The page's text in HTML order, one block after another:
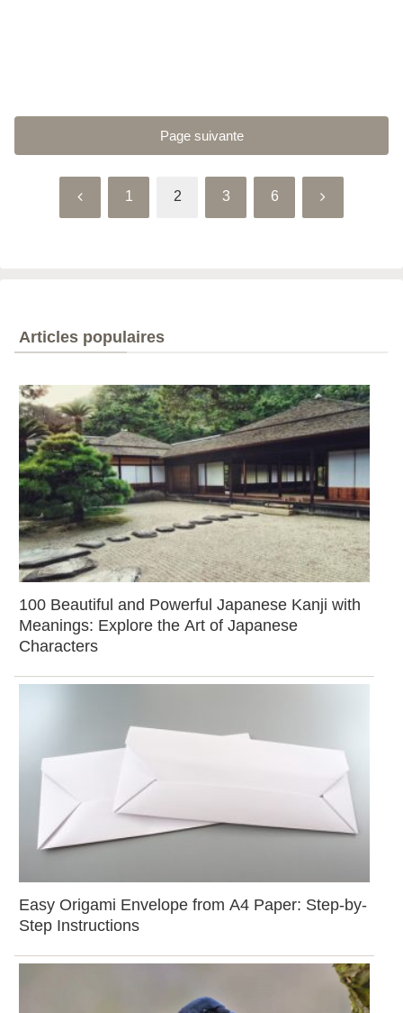
Page suivante
Précédent
1 2 3 6 Suivant
Articles populaires
100 Beautiful and Powerful Japanese Kanji with
Meanings: Explore the Art of Japanese
Characters
Easy Origami Envelope from A4 Paper: Step-by-
Step Instructions